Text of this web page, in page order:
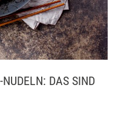
DAS SIND